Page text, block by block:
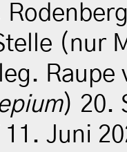
(nur
Raupe
) 20.
11. Juni